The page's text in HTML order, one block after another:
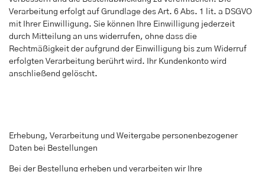
Verarbeitung erfolgt auf Grundlage des Art. 6 Abs. 1 lit. a DSGVO
mit Ihrer Einwilligung. Sie können Ihre Einwilligung jederzeit
durch Mitteilung an uns widerrufen, ohne dass die
Rechtmäßigkeit der aufgrund der Einwilligung bis zum Widerruf
erfolgten Verarbeitung berührt wird. Ihr Kundenkonto wird
anschließend gelöscht.
Erhebung, Verarbeitung und Weitergabe personenbezogener
Daten bei Bestellungen
Bei der Bestellung erheben und verarbeiten wir Ihre